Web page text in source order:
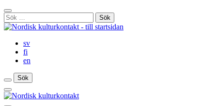
Gå
till
innehåll
Stäng
sökfält
Sök
efter:
sv
fi
en
Sök
Sök
Sök
Huvudmeny